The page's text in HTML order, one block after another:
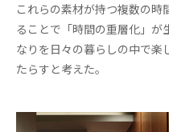
これらの素材が持つ複数の
ることで「時間の重層化」が
なりを日々の暮らしの中で楽
たらすと考えた。